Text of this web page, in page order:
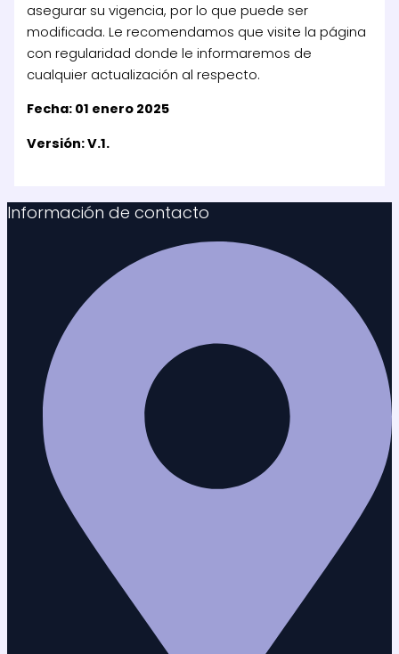
asegurar su vigencia, por lo que puede ser
modificada. Le recomendamos que visite la página
con regularidad donde le informaremos de
cualquier actualización al respecto.
Fecha: 01 enero 2025
Versión: V.1.
Información de contacto